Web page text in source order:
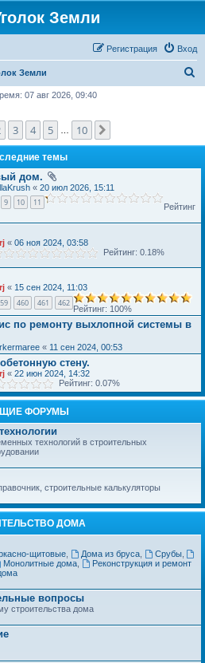
Земли
Вход
Регистрация
Земли
к
07 авг 2026, 09:40
1 из
3 4 5 10
темы
дом.
« 20 июл 2026, 15:11
9 10 11
Рейтинг
« 06 ноя 2024, 03:58
Рейтинг: 0.18%
« 15 сен 2024, 11:03
460 461 462
Рейтинг: 100%
по ремонту выхлопной системы в
« 11 сен 2024, 00:53
стену.
« 22 июн 2024, 14:32
Рейтинг: 0.07%
ФОРУМЫ
технологий в строительных
строительные калькуляторы
ДОМА
щитовые, Дома из бруса, Срубы,
Монолитные дома,
Реконструкция и ремонт
вопросы
строительства дома